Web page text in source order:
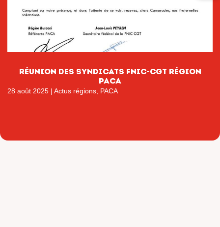
RÉUNION DES SYNDICATS FNIC-CGT RÉGION
PACA
28 août 2025 | Actus régions PACA